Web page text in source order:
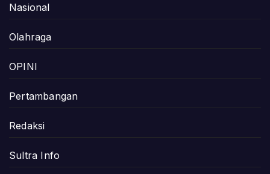
Nasional
Olahraga
OPINI
Pertambangan
Redaksi
Sultra Info